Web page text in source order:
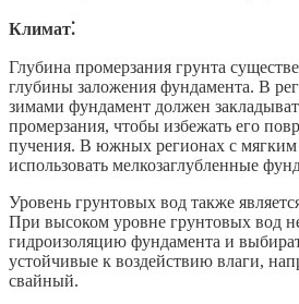
Климат⁚
Глубина промерзания грунта
глубины заложения фундамента. В
зимами фундамент должен
промерзания, чтобы избежать его
пучения. В южных регионах с
использовать мелкозаглубленные
Уровень грунтовых вод также
При высоком уровне грунтовых вод
гидроизоляцию фундамента и
устойчивые к воздействию влаги,
свайный.